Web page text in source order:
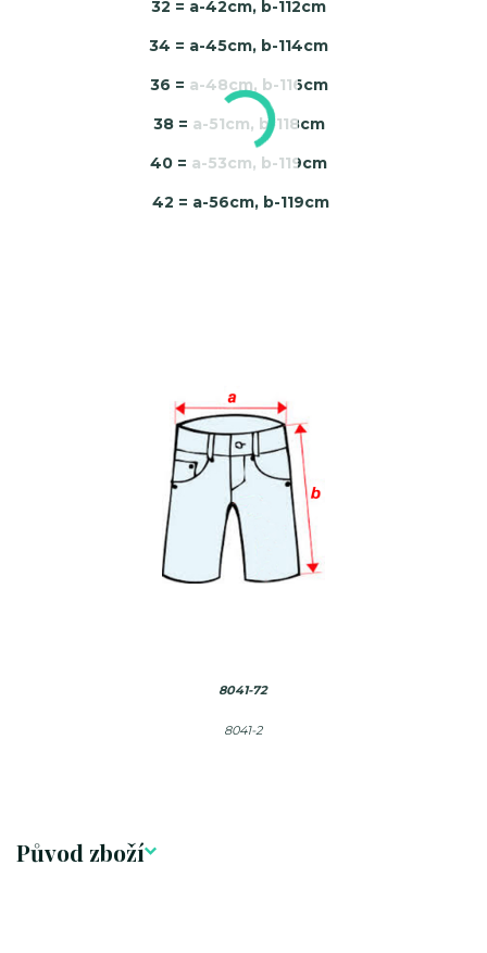
32 = a-42cm, b-112cm
34 = a-45cm, b-114cm
36 = a-48cm, b-116cm
38 = a-51cm, b-118cm
40 = a-53cm, b-119cm
42 = a-56cm, b-119cm
8041-72
8041-2
Původ zboží